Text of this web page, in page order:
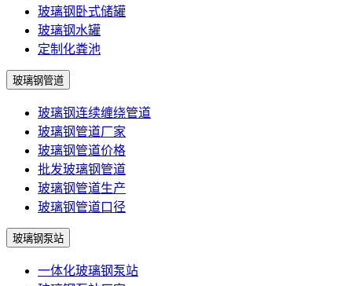
玻璃钢卧式储罐
玻璃钢水罐
定制化粪池
玻璃钢管道
玻璃钢连续缠绕管道
玻璃钢管道厂家
玻璃钢管道价格
批发玻璃钢管道
玻璃钢管道生产
玻璃钢管道口径
玻璃钢泵站
一体化玻璃钢泵站